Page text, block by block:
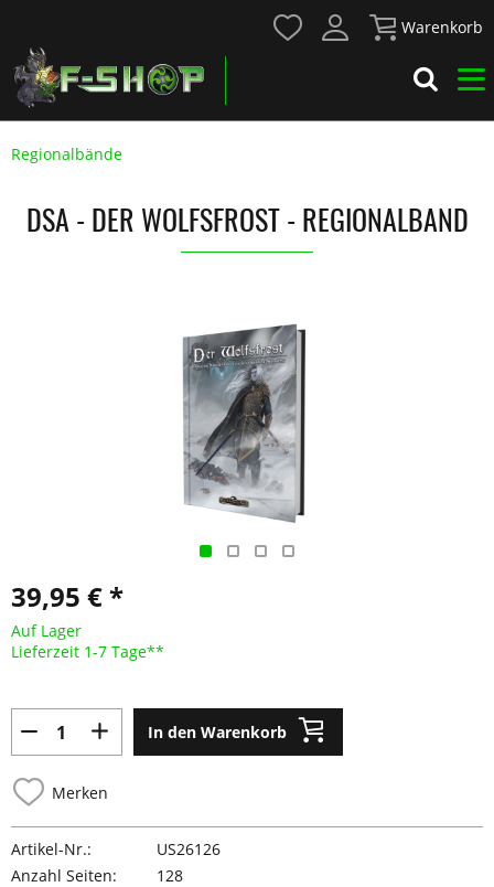
Warenkorb
Regionalbände
DSA - DER WOLFSFROST - REGIONALBAND
39,95 € *
Auf Lager
Lieferzeit 1-7 Tage**
In den Warenkorb
Merken
Artikel-Nr.:
US26126
Anzahl Seiten:
128